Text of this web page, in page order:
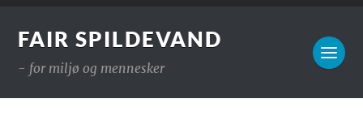
FAIR SPILDEVAND
- for miljø og mennesker